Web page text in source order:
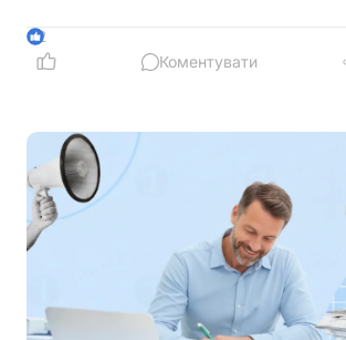
внеску у разі невиконання нормативу
2
Коментувати